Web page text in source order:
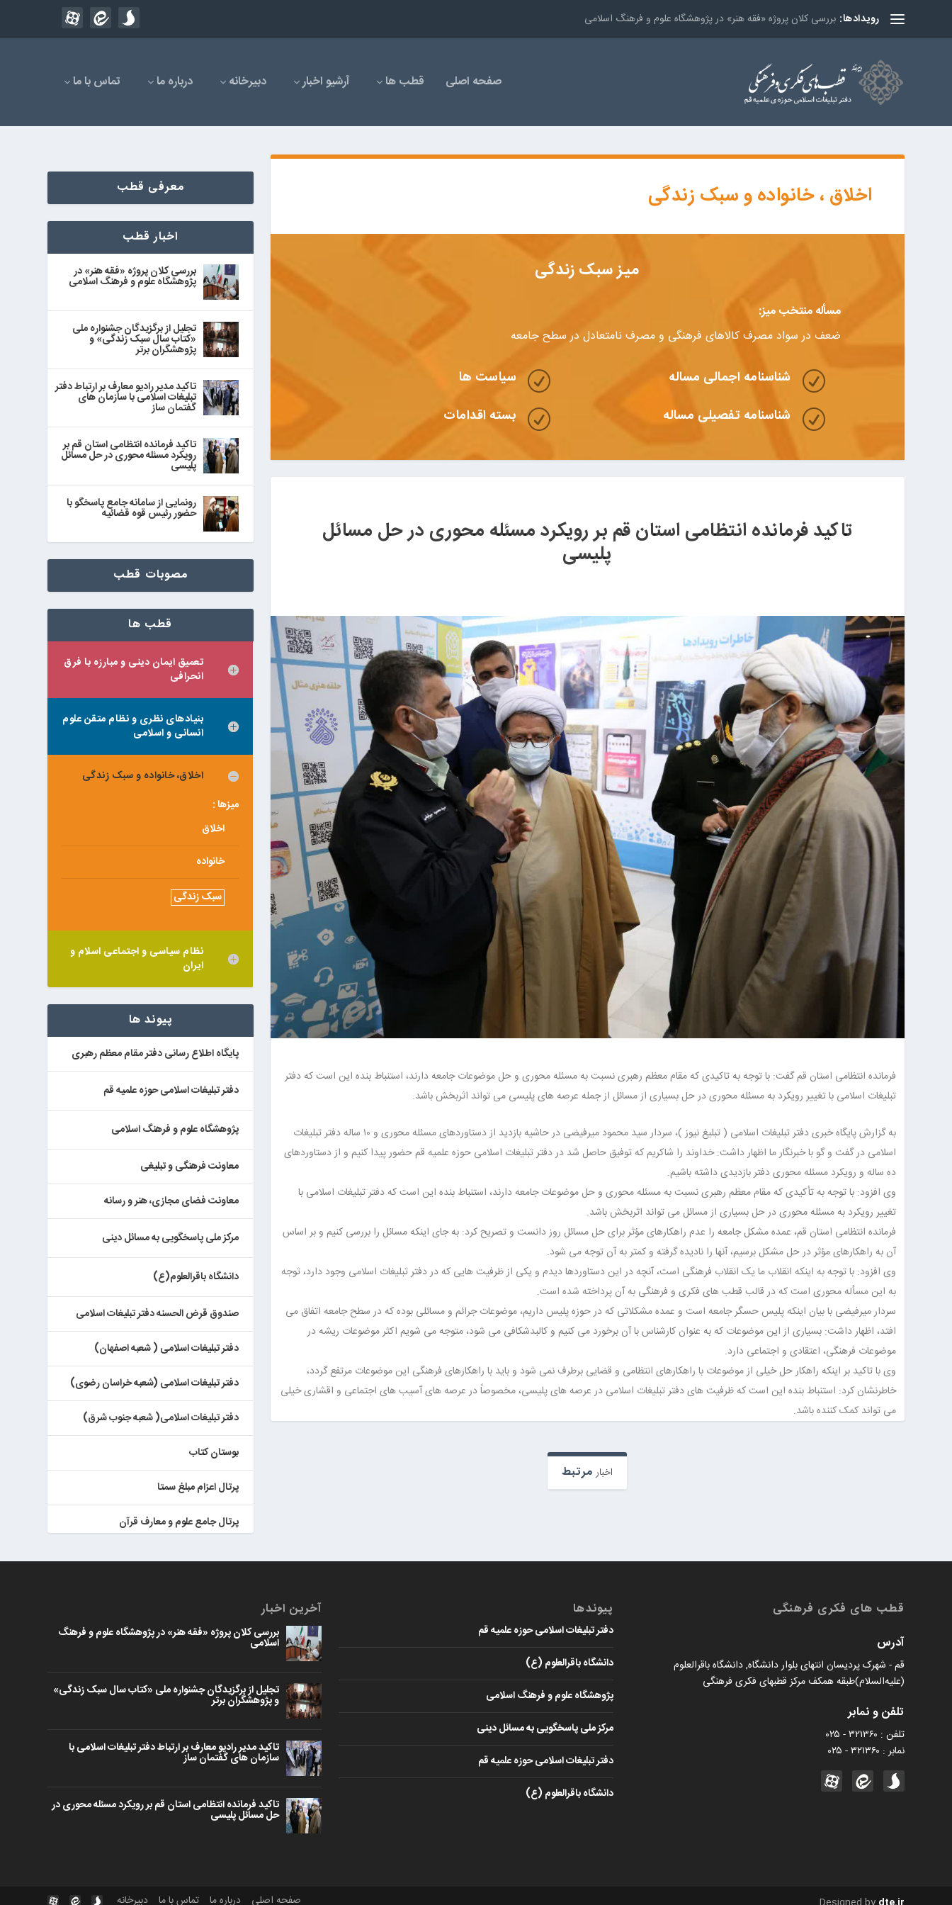
رویدادها: بررسی کلان پروژه «فقه هنر» در پژوهشگاه علوم و فرهنگ اسلامی
صفحه اصلی قطب ها آرشیو اخبار دبیرخانه درباره ما تماس با ما
اخلاق ، خانواده و سبک زندگی
میز سبک زندگی
مسأله منتخب میز:
ضعف در سواد مصرف کالاهای فرهنگی و مصرف نامتعادل در سطح جامعه
R شناسنامه اجمالی مساله
R شناسنامه تفصیلی مساله
R سیاست ها
R بسته اقدامات
تاکید فرمانده انتظامی استان قم بر رویکرد مسئله محوری در حل مسائل
پلیسی
فرمانده انتظامی استان قم گفت: با توجه به تاکیدی که مقام معظم رهبری نسبت به مسئله محوری و حل موضوعات جامعه دارند، استنباط بنده این است که دفتر
تبلیغات اسلامی با تغییر رویکرد به مسئله محوری در حل بسیاری از مسائل از جمله عرصه های پلیسی می تواند اثربخش باشد.
به گزارش پایگاه خبری دفتر تبلیغات اسلامی (تبلیغ نیوز
)، سردار سید محمود میرفیضی در حاشیه بازدید از دستاوردهای مسئله محوری و ۱۰ ساله دفتر تبلیغات
اسلامی در گفت و گو با خبرنگار ما اظهار داشت: خداوند را شاکریم که توفیق حاصل شد در دفتر تبلیغات اسلامی حوزه علمیه قم حضور پیدا کنیم و از دستاوردهای
ده ساله و رویکرد مسئله محوری دفتر بازدیدی داشته باشیم.
وی افزود: با توجه به تأکیدی که مقام معظم رهبری نسبت به مسئله محوری و حل موضوعات جامعه دارند، استنباط بنده این است که دفتر تبلیغات اسلامی با
تغییر رویکرد به مسئله محوری در حل بسیاری از مسائل می تواند اثربخش باشد.
فرمانده انتظامی استان قم، عمده مشکل جامعه را عدم راهکارهای مؤثر برای حل مسائل روز دانست و تصریح کرد: به جای اینکه مسائل را بررسی کنیم و بر اساس
آن به راهکارهای مؤثر در حل مشکل برسیم، آنها را نادیده گرفته و کمتر به آن توجه می شود.
وی افزود: با توجه به اینکه انقلاب ما یک انقلاب فرهنگی است، آنچه در این دستاوردها دیدم و یکی از ظرفیت هایی که در دفتر تبلیغات اسلامی وجود دارد، توجه
به این مسأله محوری است که در قالب قطب های فکری و فرهنگی به آن پرداخته شده است.
سردار میرفیضی با بیان اینکه پلیس حسگر جامعه است و عمده مشکلاتی که در حوزه پلیس داریم، موضوعات جرائم و مسائلی بوده که در سطح جامعه اتفاق می
افتد، اظهار داشت: بسیاری از این موضوعات که به عنوان کارشناس با آن برخورد می کنیم و کالبدشکافی می شود، متوجه می شویم اکثر موضوعات ریشه در
موضوعات فرهنگی، اعتقادی و اجتماعی دارد.
وی با تاکید بر اینکه راهکار حل خیلی از موضوعات با راهکارهای انتظامی و قضایی برطرف نمی شود و باید با راهکارهای فرهنگی این موضوعات مرتفع گردد،
خاطرنشان کرد: استنباط بنده این است که ظرفیت های دفتر تبلیغات اسلامی در عرصه های پلیسی، مخصوصاً در عرصه های آسیب های اجتماعی و اقشاری خیلی
می تواند کمک کننده باشد.
اخبار مرتبط
معرفی قطب
اخبار قطب
بررسی کلان پروژه «فقه هنر» در
پژوهشگاه علوم و فرهنگ اسلامی
تجلیل از برگزیدگان جشنواره ملی
«کتاب سال سبک زندگی» و
پژوهشگران برتر
تاکید مدیر رادیو معارف بر ارتباط دفتر
تبلیغات اسلامی با سازمان های
گفتمان ساز
تاکید فرمانده انتظامی استان قم بر
رویکرد مسئله محوری در حل مسائل
پلیسی
رونمایی از سامانه جامع پاسخگو با
حضور رئیس قوه قضائیه
مصوبات قطب
قطب ها
تعمیق ایمان دینی و مبارزه با فرق
انحرافی
بنیادهای نظری و نظام متقن علوم
انسانی و اسلامی
اخلاق، خانواده و سبک زندگی
میزها :
اخلاق
خانواده
سبک زندگی
نظام سیاسی و اجتماعی اسلام و
ایران
پیوند ها
پایگاه اطلاع رسانی دفتر مقام معظم رهبری
دفتر تبلیغات اسلامی حوزه علمیه قم
پژوهشگاه علوم و فرهنگ اسلامی
معاونت فرهنگی و تبلیغی
معاونت فضای مجازی، هنر و رسانه
مرکز ملی پاسخگویی به مسائل دینی
دانشگاه باقرالعلوم(ع)
صندوق قرض الحسنه دفتر تبلیغات اسلامی
دفتر تبلیغات اسلامی ( شعبه اصفهان)
دفتر تبلیغات اسلامی (شعبه خراسان رضوی)
دفتر تبلیغات اسلامی( شعبه جنوب شرق)
بوستان کتاب
پرتال اعزام مبلغ سمتا
پرتال جامع علوم و معارف قرآن
کتابخان همراه پژوهان
قطب های فکری فرهنگی
آدرس
قم - شهرک پردیسان انتهای بلوار دانشگاه, دانشگاه باقرالعلوم
(علیه‌السلام)طبقه همکف مرکز قطبهای فکری فرهنگی
تلفن و نمابر
تلفن : ۳۲۱۳۶۰ - ۰۲۵
نمابر : ۳۲۱۳۶۰ - ۰۲۵
پیوندها
دفتر تبلیغات اسلامی حوزه علمیه قم
دانشگاه باقرالعلوم (ع)
پژوهشگاه علوم و فرهنگ اسلامی
مرکز ملی پاسخگویی به مسائل دینی
دفتر تبلیغات اسلامی حوزه علمیه قم
دانشگاه باقرالعلوم (ع)
آخرین اخبار
بررسی کلان پروژه «فقه هنر» در پژوهشگاه علوم و فرهنگ
اسلامی
تجلیل از برگزیدگان جشنواره ملی «کتاب سال سبک زندگی»
و پژوهشگران برتر
تاکید مدیر رادیو معارف بر ارتباط دفتر تبلیغات اسلامی با
سازمان های گفتمان ساز
تاکید فرمانده انتظامی استان قم بر رویکرد مسئله محوری در
حل مسائل پلیسی
صفحه اصلی درباره ما تماس با ما دبیرخانه